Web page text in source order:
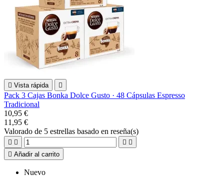
 Vista rápida 
Pack 3 Cajas Bonka Dolce Gusto · 48 Cápsulas Espresso
Tradicional
10,95 €
11,95 €
Valorado de 5 estrellas basado en reseña(s)
   
 Añadir al carrito
Nuevo